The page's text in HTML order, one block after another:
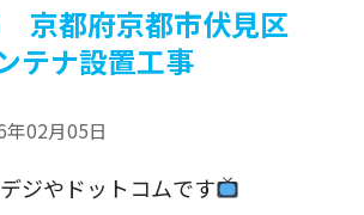
京都府京都市伏見区
テナ設置工事
年02月05日
ジやドットコムです